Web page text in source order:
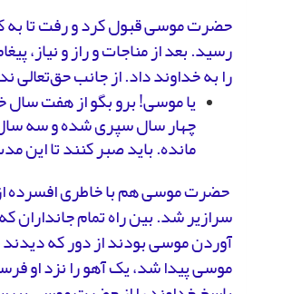
حضرت موسی قبول کرد و رفت تا به
رسید. بعد از مناجات و راز و نیاز،
را به خداوند داد. از جانب حق‌تعالی
یا موسی! برو بگو از هفت
چهار سال سپری شده و سه
مانده. باید صبر کنند تا این
حضرت موسی هم با خاطری افسرده
سرازیر شد. بین راه تمام جانداران
آوردن موسی بودند از دور که
موسی پیدا شد، یک آهو را نزد او